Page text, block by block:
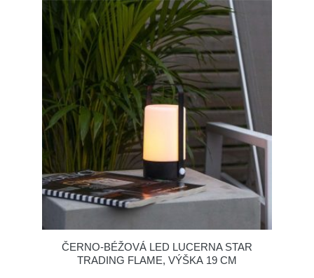
ČERNO-BÉŽOVÁ LED LUCERNA STAR
TRADING FLAME, VÝŠKA 19 CM